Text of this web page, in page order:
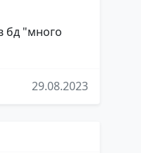
бд "много
29.08.2023